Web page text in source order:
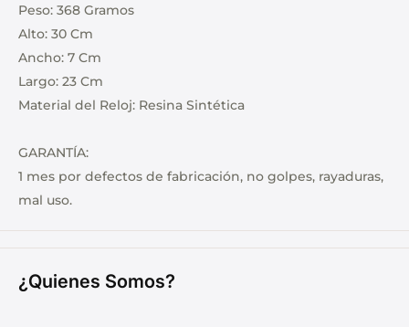
Peso: 368 Gramos
Alto: 30 Cm
Ancho: 7 Cm
Largo: 23 Cm
Material del Reloj: Resina Sintética
GARANTÍA:
1 mes por defectos de fabricación, no golpes, rayaduras,
mal uso.
¿Quienes Somos?